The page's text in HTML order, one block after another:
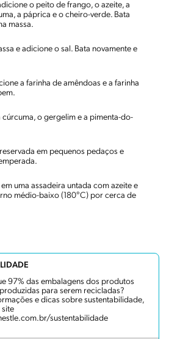
o peito de frango, o azeite, a
a páprica e o cheiro-verde. Bata
massa.
e adicione o sal. Bata novamente e
a farinha de amêndoas e a farinha
cúrcuma, o gergelim e a pimenta-do-
em pequenos pedaços e
uma assadeira untada com azeite e
médio-baixo (180°C) por cerca de
97% das embalagens dos produtos
para serem recicladas?
e dicas sobre sustentabilidade,
site
sustentabilidade